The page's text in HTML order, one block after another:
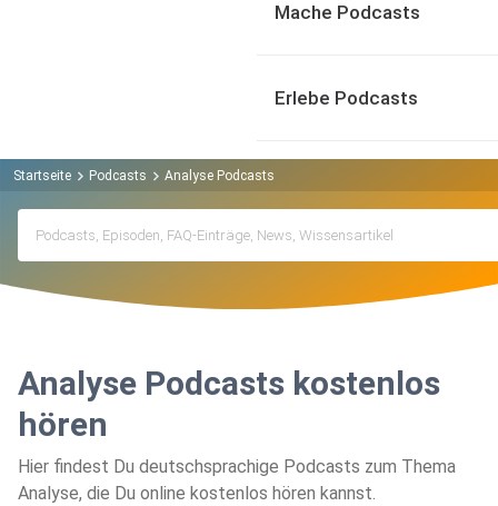
Mache Podcasts
Erlebe Podcasts
Startseite Podcasts Analyse Podcasts
Analyse Podcasts kostenlos
hören
Hier findest Du deutschsprachige Podcasts zum Thema
Analyse, die Du online kostenlos hören kannst.